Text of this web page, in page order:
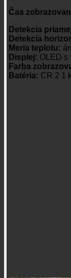
Čas
Detekcia
Detekcia
Meria teplotu:
Displej: OLED s
Farba
Batéria: CR 2 1